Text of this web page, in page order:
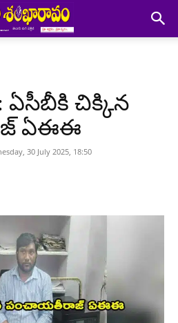
ఏసీబీకి చిక్కిన
ఏఈఈ
30 July 2025, 18:50